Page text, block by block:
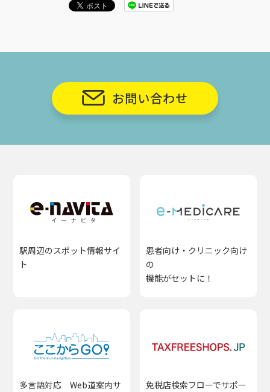
お問い合わせ
駅周辺のスポット情報サイ
ト
患者向け・クリニック向け
の
機能がセットに！
多言語対応 Web道案内サ
免税店検索フローでサポー